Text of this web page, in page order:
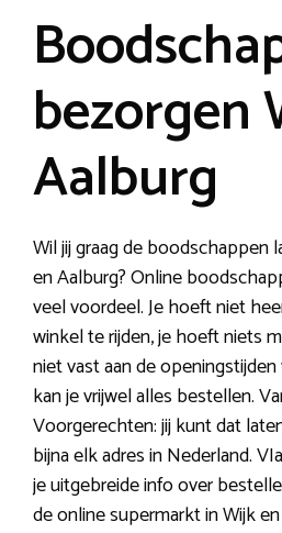
bezorgen
Aalburg
Wil jij graag de boodschappen
en Aalburg? Online
veel voordeel. Je hoeft niet
winkel te rijden, je hoeft niets
niet vast aan de
kan je vrijwel alles bestellen.
Voorgerechten: jij kunt dat
bijna elk adres in Nederland.
je uitgebreide info over
de online supermarkt in Wijk